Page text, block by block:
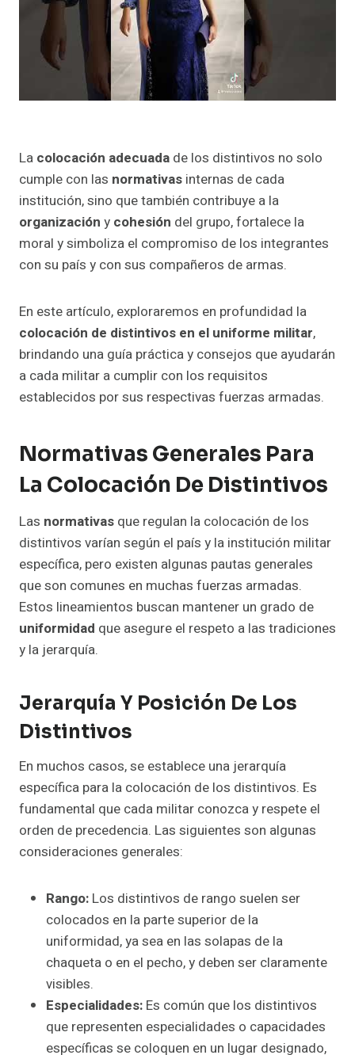
La colocación adecuada de los distintivos no solo
cumple con las normativas internas de cada
institución, sino que también contribuye a la
organización y cohesión del grupo, fortalece la
moral y simboliza el compromiso de los integrantes
con su país y con sus compañeros de armas.
En este artículo, exploraremos en profundidad la
colocación de distintivos en el uniforme militar,
brindando una guía práctica y consejos que ayudarán
a cada militar a cumplir con los requisitos
establecidos por sus respectivas fuerzas armadas.
Normativas Generales Para
La Colocación De Distintivos
Las normativas que regulan la colocación de los
distintivos varían según el país y la institución militar
específica, pero existen algunas pautas generales
que son comunes en muchas fuerzas armadas.
Estos lineamientos buscan mantener un grado de
uniformidad que asegure el respeto a las tradiciones
y la jerarquía.
Jerarquía Y Posición De Los
Distintivos
En muchos casos, se establece una jerarquía
específica para la colocación de los distintivos. Es
fundamental que cada militar conozca y respete el
orden de precedencia. Las siguientes son algunas
consideraciones generales:
Rango: Los distintivos de rango suelen ser
colocados en la parte superior de la
uniformidad, ya sea en las solapas de la
chaqueta o en el pecho, y deben ser claramente
visibles.
Especialidades: Es común que los distintivos
que representen especialidades o capacidades
específicas se coloquen en un lugar designado,